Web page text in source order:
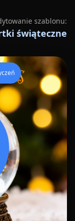
szablonu:
świąteczne